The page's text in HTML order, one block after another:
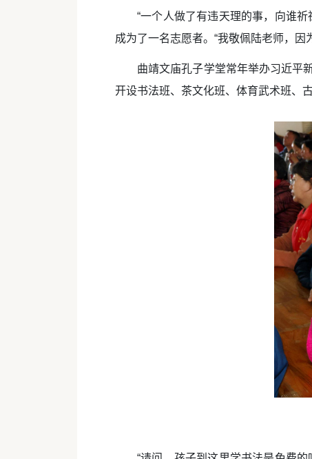
“一个人做了有违天理的事，向谁
成为了一名志愿者。“我敬佩陆老师，因
曲靖文庙孔子学堂常年举办习近平
开设书法班、茶文化班、体育武术班、